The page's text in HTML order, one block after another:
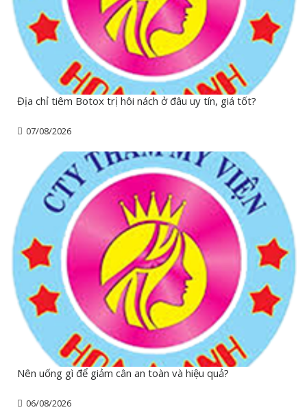
Địa chỉ tiêm Botox trị hôi nách ở đâu uy tín, giá tốt?
07/08/2026
Nên uống gì để giảm cân an toàn và hiệu quả?
06/08/2026